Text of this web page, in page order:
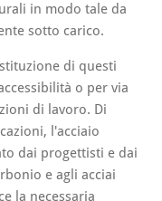
in modo tale da
sotto carico.
di questi
o per via
di lavoro. Di
l'acciaio
dai progettisti e dai
e agli acciai
la necessaria